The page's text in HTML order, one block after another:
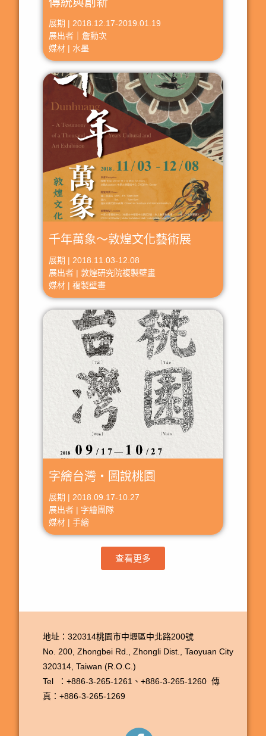
展期 | 2018.12.17-2019.01.19
展出者｜詹勳次
媒材 | 水墨
千年萬象～敦煌文化藝術展
展期 | 2018.11.03-12.08
展出者 | 敦煌研究院複製壁畫
媒材 | 複製壁畫
字繪台灣‧圖說桃園
展期 | 2018.09.17-10.27
展出者 | 字繪團隊
媒材 | 手繪
查看更多
地址：320314桃園市中壢區中北路200號
No. 200, Zhongbei Rd., Zhongli Dist., Taoyuan City
320314, Taiwan (R.O.C.)
Tel ：+886-3-265-1261、+886-3-265-1260 傳
真：+886-3-265-1269